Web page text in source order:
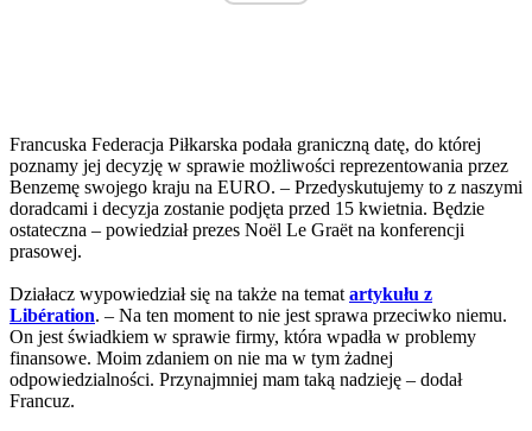
Francuska Federacja Piłkarska podała graniczną datę, do której
poznamy jej decyzję w sprawie możliwości reprezentowania przez
Benzemę swojego kraju na EURO. – Przedyskutujemy to z naszymi
doradcami i decyzja zostanie podjęta przed 15 kwietnia. Będzie
ostateczna – powiedział prezes Noël Le Graët na konferencji
prasowej.
Działacz wypowiedział się na także na temat artykułu z
Libération. – Na ten moment to nie jest sprawa przeciwko niemu.
On jest świadkiem w sprawie firmy, która wpadła w problemy
finansowe. Moim zdaniem on nie ma w tym żadnej
odpowiedzialności. Przynajmniej mam taką nadzieję – dodał
Francuz.